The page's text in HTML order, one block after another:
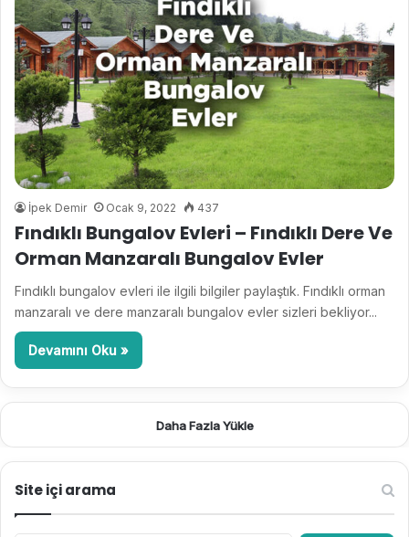
İpek Demir Ocak 9, 2022 437
Fındıklı Bungalov Evleri – Fındıklı Dere Ve
Orman Manzaralı Bungalov Evler
Fındıklı bungalov evleri ile ilgili bilgiler paylaştık. Fındıklı orman
manzaralı ve dere manzaralı bungalov evler sizleri bekliyor...
Devamını Oku »
Daha Fazla Yükle
Site içi arama